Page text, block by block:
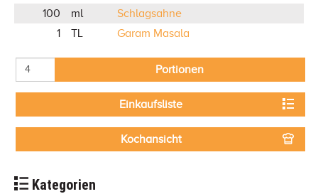
100
ml
Schlagsahne
1
TL Garam Masala
Portionen
Einkaufsliste
Kochansicht
Kategorien